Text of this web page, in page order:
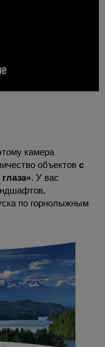
камера
объектов с
. У вас
по горнолыжным